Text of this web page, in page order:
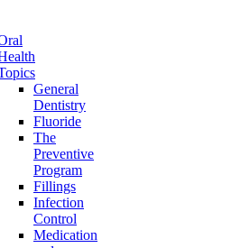
General
Dentistry
Fluoride
The
Preventive
Program
Fillings
Infection
Control
Medication